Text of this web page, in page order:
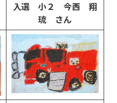
入選 小２ 今西 翔
琉 さん